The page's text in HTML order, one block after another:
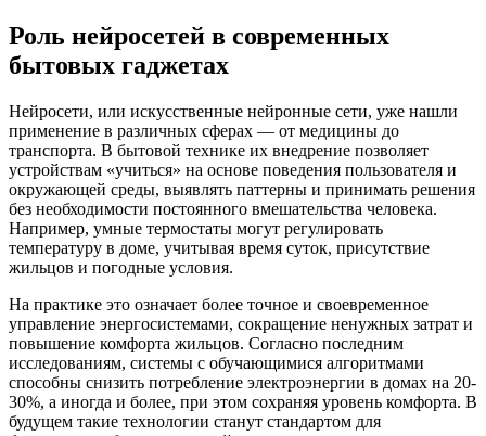
Роль нейросетей в современных
бытовых гаджетах
Нейросети, или искусственные нейронные сети, уже нашли
применение в различных сферах — от медицины до
транспорта. В бытовой технике их внедрение позволяет
устройствам «учиться» на основе поведения пользователя и
окружающей среды, выявлять паттерны и принимать решения
без необходимости постоянного вмешательства человека.
Например, умные термостаты могут регулировать
температуру в доме, учитывая время суток, присутствие
жильцов и погодные условия.
На практике это означает более точное и своевременное
управление энергосистемами, сокращение ненужных затрат и
повышение комфорта жильцов. Согласно последним
исследованиям, системы с обучающимися алгоритмами
способны снизить потребление электроэнергии в домах на 20-
30%, а иногда и более, при этом сохраняя уровень комфорта. В
будущем такие технологии станут стандартом для